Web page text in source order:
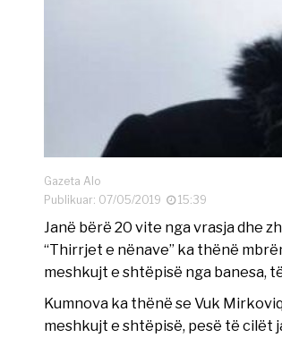
Gazeta Alo
Publikuar: 07/05/2019
15:39
Janë bërë 20 vite nga vrasja dhe
“Thirrjet e nënave” ka thënë
meshkujt e shtëpisë nga banesa,
Kumnova ka thënë se Vuk
meshkujt e shtëpisë, pesë të cilët